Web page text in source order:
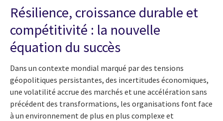
Résilience, croissance durable et
compétitivité : la nouvelle
équation du succès
Dans un contexte mondial marqué par des tensions
géopolitiques persistantes, des incertitudes économiques,
une volatilité accrue des marchés et une accélération sans
précédent des transformations, les organisations font face
à un environnement de plus en plus complexe et